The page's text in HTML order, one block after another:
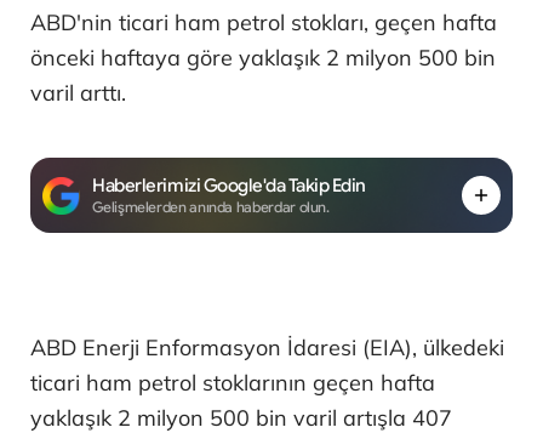
ABD'nin ticari ham petrol stokları, geçen hafta
önceki haftaya göre yaklaşık 2 milyon 500 bin
varil arttı.
Haberlerimizi Google'da Takip Edin
Gelişmelerden anında haberdar olun.
ABD Enerji Enformasyon İdaresi (EIA), ülkedeki
ticari ham petrol stoklarının geçen hafta
yaklaşık 2 milyon 500 bin varil artışla 407